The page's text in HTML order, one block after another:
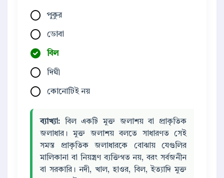
পুকুর
ডোবা
বিল
দিঘী
কোনোটিই নয়
ব্যাখ্যা: বিল একটি মুক্ত জলাশয় বা প্রাকৃতিক
জলাধার। মুক্ত জলাশয় বলতে সাধারণত সেই
সমস্ত প্রাকৃতিক জলাধারকে বোঝায় যেগুলির
মালিকানা বা নিয়ন্ত্রণ ব্যক্তিগত নয়, বরং সর্বজনীন
বা সরকারি। নদী, খাল, হাওর, বিল, ইত্যাদি মুক্ত